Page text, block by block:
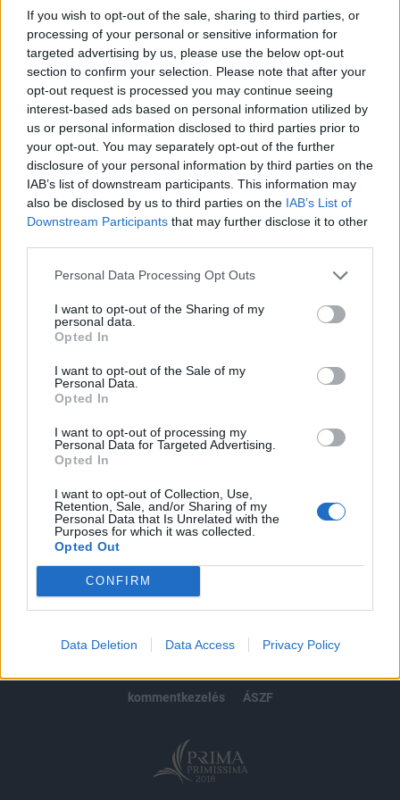
If you wish to opt-out of the sale, sharing to third parties, or
processing of your personal or sensitive information for
targeted advertising by us, please use the below opt-out
section to confirm your selection. Please note that after your
opt-out request is processed you may continue seeing
interest-based ads based on personal information utilized by
us or personal information disclosed to third parties prior to
your opt-out. You may separately opt-out of the further
disclosure of your personal information by third parties on the
IAB’s list of downstream participants. This information may
also be disclosed by us to third parties on the IAB’s List of
Downstream Participants that may further disclose it to other
Personal Data Processing Opt Outs
I want to opt-out of the Sharing of my
personal data.
Opted In
I want to opt-out of the Sale of my
Personal Data.
Opted In
I want to opt-out of processing my
Personal Data for Targeted Advertising.
Opted In
I want to opt-out of Collection, Use,
Retention, Sale, and/or Sharing of my
Personal Data that Is Unrelated with the
Purposes for which it was collected.
Opted Out
CONFIRM
Data Deletion Data Access Privacy Policy
2.1%-ról (év/év).
Az év nyolcadik hónapjában a legnagyobb éves alapú
drágulást a lakásfelszerelési termékek (5.1%, a szállítási
díjak (4.8%), illetve az alkohol és dohánytermékek körében
(4.3%) következett be.
KEDVES OLVASÓNK!
A keresett cikk a portfolio.hu hírarchívumához
Portfolio.hu teljes cikkarchívum
Kötéslisták: BÉT elmúlt 2 év napon belüli
MÁR ELŐFIZETŐNK VAGY?
© 2026 Portfolio
impresszum
jogi nyilatkozat
süti beállítások
kommentkezelés
ÁSZF